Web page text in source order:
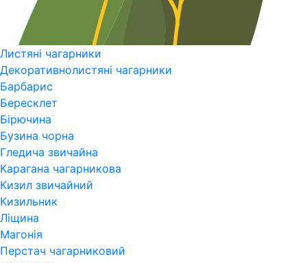
Листяні чагарники
Декоративнолистяні чагарники
Барбарис
Бересклет
Бірючина
Бузина чорна
Гледича звичайна
Карагана чагарникова
Кизил звичайний
Кизильник
Ліщина
Магонія
Перстач чагарниковий